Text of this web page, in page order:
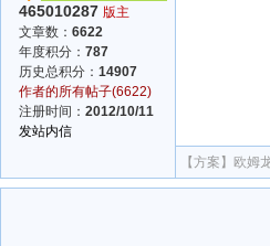
465010287 版主
文章数： 6622
年度积分： 787
历史总积分： 14907
作者的所有帖子(6622)
注册时间： 2012/10/11
发站内信
【方案】 欧姆